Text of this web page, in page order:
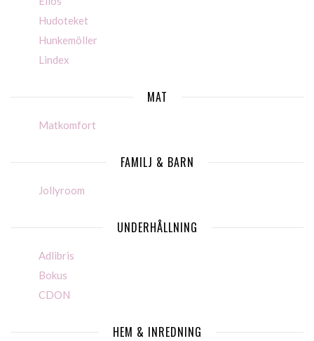
Hudoteket
Hunkemöller
Lindex
MAT
Matkomfort
FAMILJ & BARN
Jollyroom
UNDERHÅLLNING
Adlibris
Bokus
CDON
HEM & INREDNING